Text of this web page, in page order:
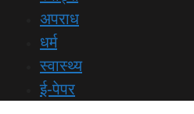
अपराध
धर्म
स्वास्थ्य
ई-पेपर